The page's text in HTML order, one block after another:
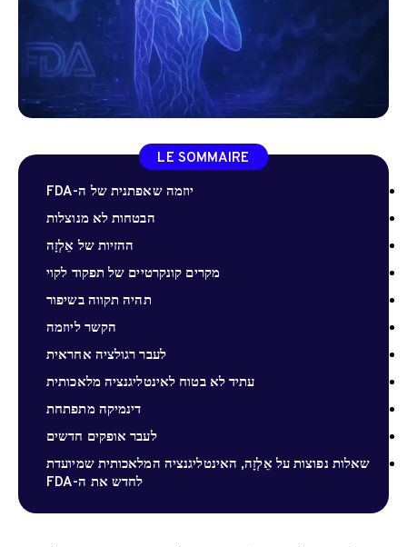
LE SOMMAIRE
יוזמה שאפתנית של ה-FDA
הבטחות לא מנוצלות
ההזיות של אֵלְזָה
מקרים קונקרטיים של תפקוד לקוי
תהיה תקווה בשיפור
הקשר ליוזמה
לעבר רגולציה אחראית
עתיד לא בטוח לאינטליגנציה מלאכותית
דינמיקה מתפתחת
לעבר אופקים חדשים
שאלות נפוצות על אֵלְזָה, האינטליגנציה המלאכותית שמיועדת
לחדש את ה-FDA